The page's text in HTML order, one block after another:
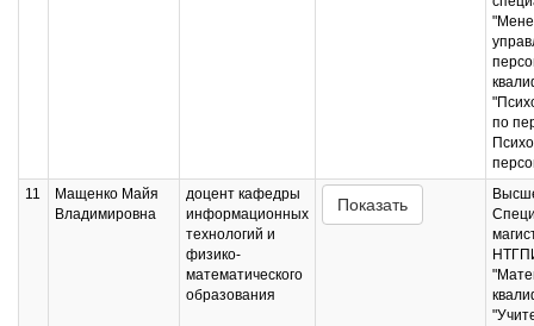
по
11
Мащенко Майя
Владимировна
доцент кафедры
информационных
технологий и
физико-
математического
образования
Показать